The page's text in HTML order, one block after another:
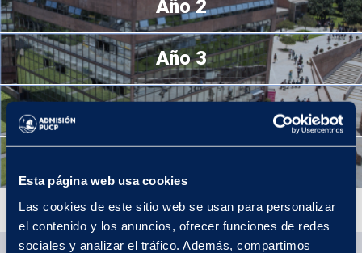
Esta página web usa cookies
Las cookies de este sitio web se usan para personalizar
el contenido y los anuncios, ofrecer funciones de redes
sociales y analizar el tráfico. Además, compartimos
MÁS INFORMACIÓN
Año 2
Año 3